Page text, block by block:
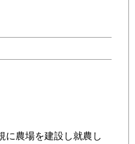
に農場を建設し就農し